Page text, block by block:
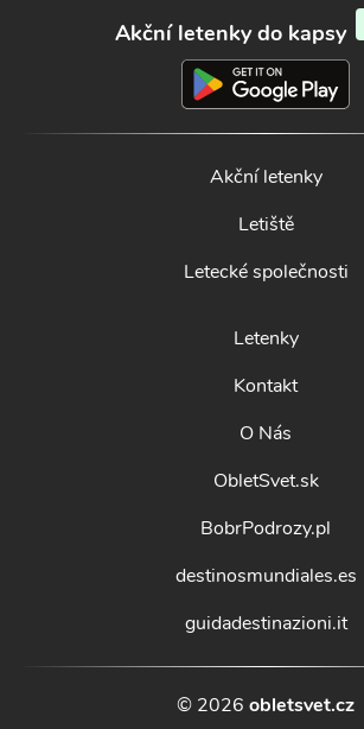
Akční letenky do kapsy
Akční letenky
Letiště
Letecké společnosti
Letenky
Kontakt
O Nás
ObletSvet.sk
BobrPodrozy.pl
destinosmundiales.es
guidadestinazioni.it
© 2026 obletsvet.cz